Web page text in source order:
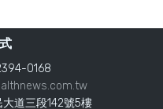
0168
道三段142號5樓